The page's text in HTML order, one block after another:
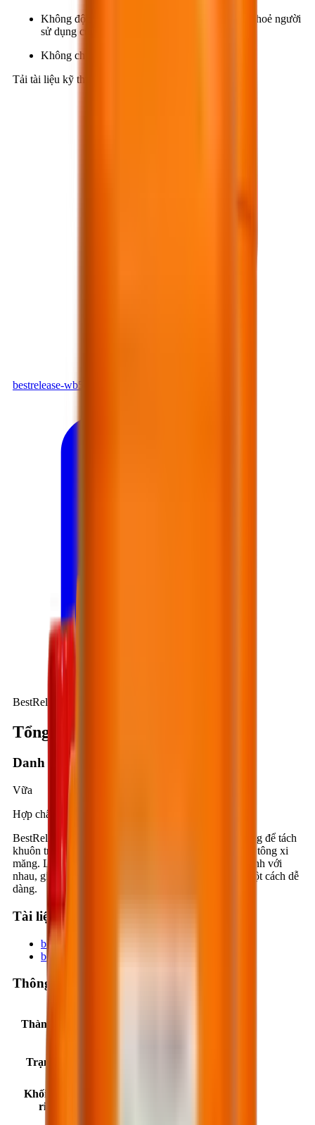
Không độc hại, nên không ảnh hưởng đến sức khoẻ người
sử dụng cũng như môi trường.
Không chứa dung môi hữu cơ, an toàn cháy nổ.
Tải tài liệu kỹ thuật
bestrelease-wb502_37591636.pdf
BestRelease WB502
Tổng quan kỹ thuật
Danh mục
Vữa
Hợp chất tháo khuôn gốc nước.
BestRelease WB502 là hợp chất hữu cơ gốc nước, dùng để tách
khuôn trong các công tác tạo hình sản phẩm hay đổ bê tông xi
măng. Làm cho vật liệu tạo hình và khuôn không bị dính với
nhau, giúp cho các nhà xây dựng có thể tháo khuôn một cách dễ
dàng.
Tài liệu kỹ thuật
bestrelease-wb502_37591636.pdf
bestrelease-wb502-en.pdf
Thông số sản phẩm
Thành phần
Trạng thái
Khối lượng
riêng